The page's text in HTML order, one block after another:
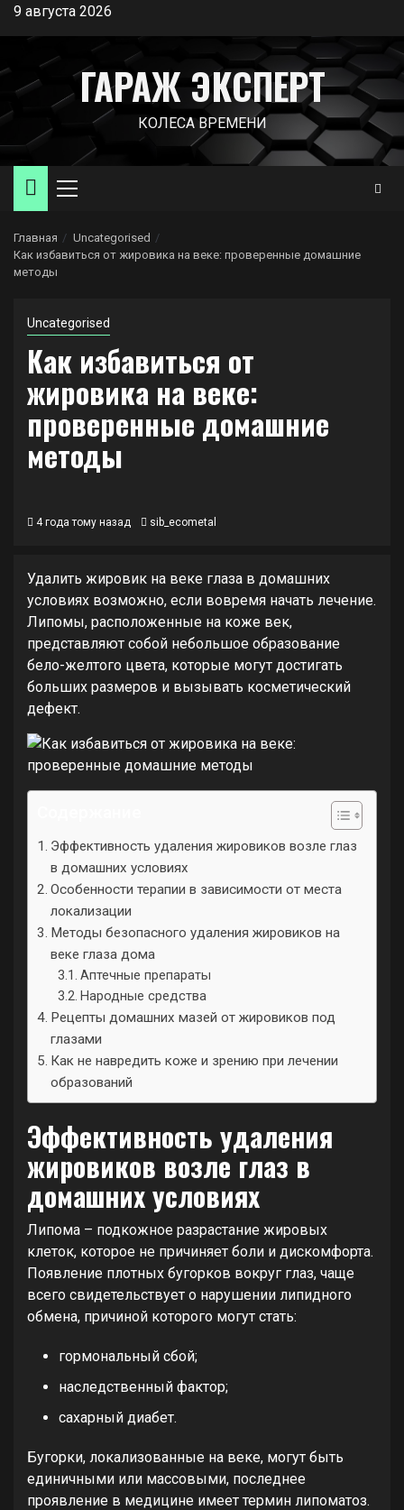
Перейти
содержимому
9 августа 2026
ГАРАЖ ЭКСПЕРТ
КОЛЕСА ВРЕМЕНИ
Основное
Главная
Uncategorised
Как избавиться от жировика на веке: проверенные домашние
методы
Uncategorised
Как избавиться от
жировика на веке:
проверенные домашние
методы
4 года тому назад sib_ecometal
Удалить жировик на веке глаза в домашних
условиях возможно, если вовремя начать лечение.
Липомы, расположенные на коже век,
представляют собой небольшое образование
бело-желтого цвета, которые могут достигать
больших размеров и вызывать косметический
дефект.
Эффективность удаления жировиков возле глаз
в домашних условиях
Особенности терапии в зависимости от места
локализации
Методы безопасного удаления жировиков на
веке глаза дома
Аптечные препараты
Народные средства
Рецепты домашних мазей от жировиков под
глазами
Как не навредить коже и зрению при лечении
образований
Эффективность удаления
жировиков возле глаз в
домашних условиях
Липома – подкожное разрастание жировых
клеток, которое не причиняет боли и дискомфорта.
Появление плотных бугорков вокруг глаз, чаще
всего свидетельствует о нарушении липидного
обмена, причиной которого могут стать:
гормональный сбой;
наследственный фактор;
сахарный диабет.
Бугорки, локализованные на веке, могут быть
единичными или массовыми, последнее
проявление в медицине имеет термин липоматоз.